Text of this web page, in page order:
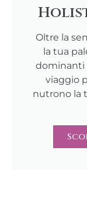
Oltre la
la tua
dominanti
viaggio
nutrono la